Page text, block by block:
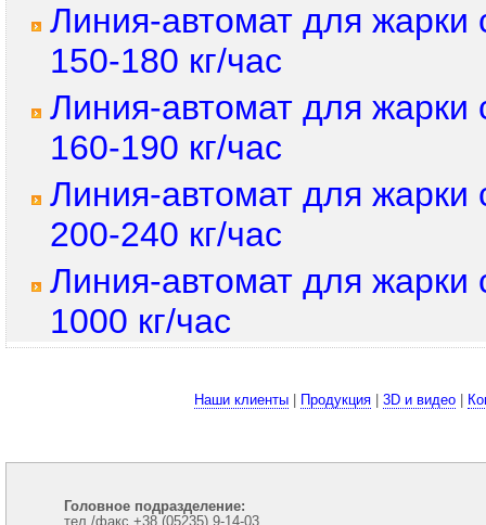
Линия-автомат для жарки
150-180 кг/час
Линия-автомат для жарки
160-190 кг/час
Линия-автомат для жарки
200-240 кг/час
Линия-автомат для жарки
1000 кг/час
Наши клиенты| Продукция| 3D и видео|
Головное подразделение: